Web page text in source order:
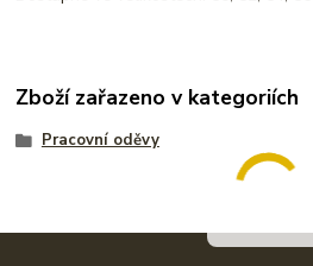
Zboží zařazeno v kategoriích
Pracovní oděvy